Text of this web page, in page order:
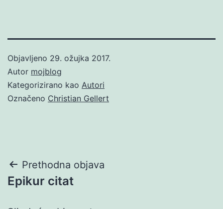
Objavljeno 29. ožujka 2017.
Autor mojblog
Kategorizirano kao Autori
Označeno Christian Gellert
Navigacija
objava
Prethodna objava
Epikur citat